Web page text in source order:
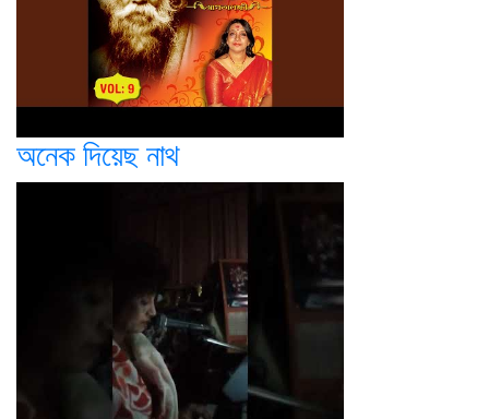
অনেক দিয়েছ নাথ